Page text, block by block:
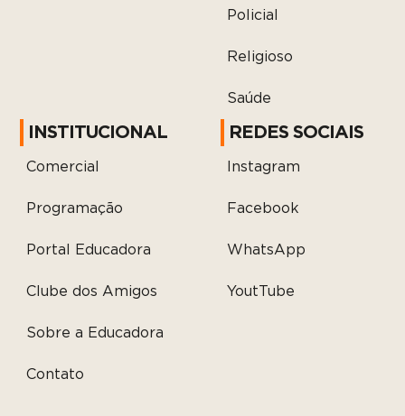
Policial
Religioso
Saúde
INSTITUCIONAL
Comercial
Programação
Portal Educadora
Clube dos Amigos
Sobre a Educadora
Contato
REDES SOCIAIS
Instagram
Facebook
WhatsApp
YoutTube